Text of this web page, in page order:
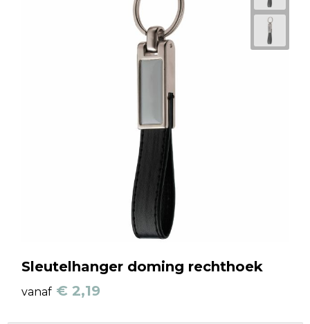
Sleutelhanger doming rechthoek
vanaf € 2,19